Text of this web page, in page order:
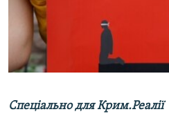
ВІДЕОУРОКИ «ELIFBE»
СВІДЧЕННЯ ОКУПАЦІЇ
УКРАЇНСЬКА ПРОБЛЕМА КРИМУ
Русский
Qırımtatar
Спеціально для Крим.Реалії